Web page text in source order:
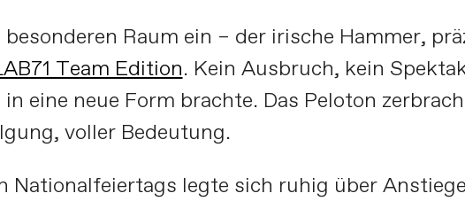
Raum ein – der irische Hammer,
Team Edition. Kein Ausbruch, kein
eine neue Form brachte. Das Peloton
voller Bedeutung.
Nationalfeiertags legte sich ruhig über